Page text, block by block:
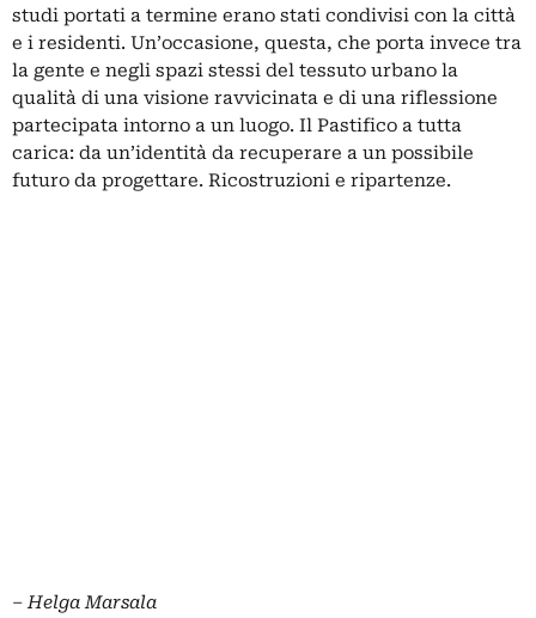
studi portati a termine erano stati condivisi con la città
e i residenti. Un’occasione, questa, che porta invece tra
la gente e negli spazi stessi del tessuto urbano la
qualità di una visione ravvicinata e di una riflessione
partecipata intorno a un luogo. Il Pastifico a tutta
carica: da un’identità da recuperare a un possibile
futuro da progettare. Ricostruzioni e ripartenze.
– Helga Marsala